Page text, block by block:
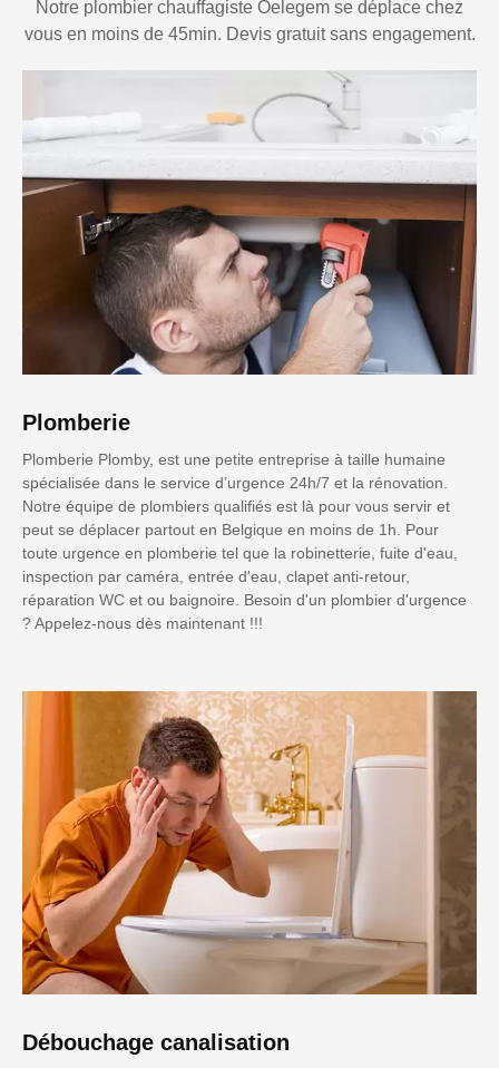
Notre plombier chauffagiste Oelegem se déplace chez
vous en moins de 45min. Devis gratuit sans engagement.
Plomberie
Plomberie Plomby, est une petite entreprise à taille humaine
spécialisée dans le service d’urgence 24h/7 et la rénovation.
Notre équipe de plombiers qualifiés est là pour vous servir et
peut se déplacer partout en Belgique en moins de 1h. Pour
toute urgence en plomberie tel que la robinetterie, fuite d'eau,
inspection par caméra, entrée d'eau, clapet anti-retour,
réparation WC et ou baignoire. Besoin d'un plombier d'urgence
? Appelez-nous dès maintenant !!!
Débouchage canalisation